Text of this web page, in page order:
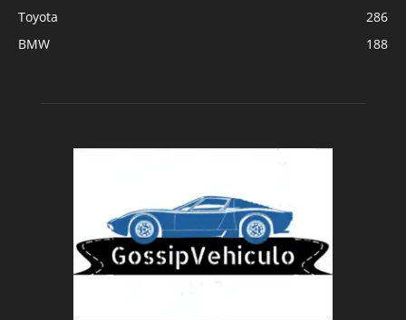
Toyota
286
BMW
188